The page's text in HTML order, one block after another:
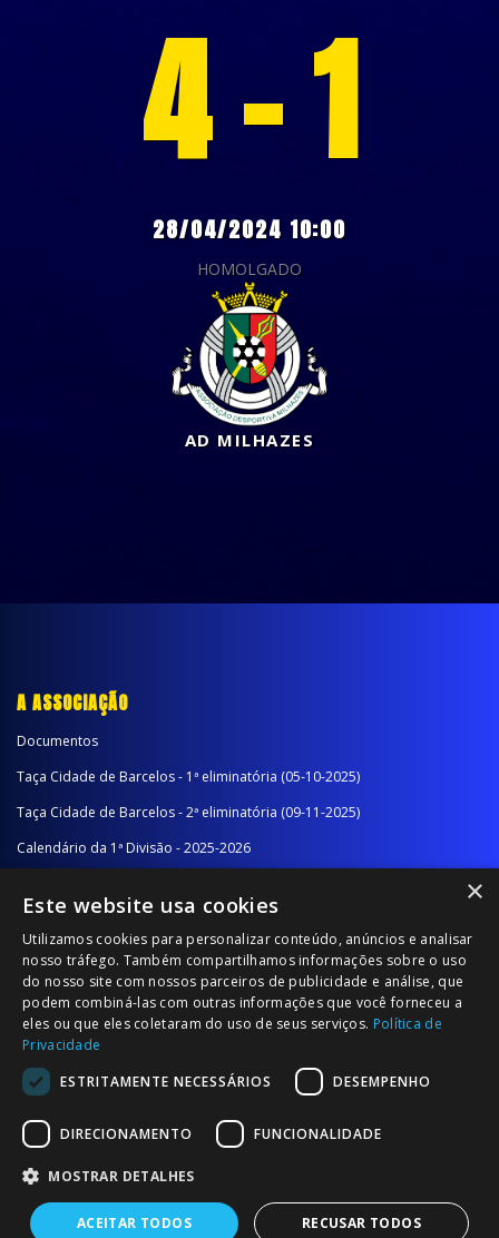
4 - 1
28/04/2024 10:00
HOMOLGADO
AD MILHAZES
A ASSOCIAÇÃO
Documentos
Taça Cidade de Barcelos - 1ª eliminatória (05-10-2025)
Taça Cidade de Barcelos - 2ª eliminatória (09-11-2025)
Calendário da 1ª Divisão - 2025-2026
Calendário da 2ª Divisão - Série B - 2025-2026
Calendário da Época
NOTÍCIAS/COMUNICADOS
Notícias
Comunicados
© 2026 Associação Futebol Popular Barcelos
×
Este website usa cookies
Utilizamos cookies para personalizar conteúdo, anúncios e analisar
nosso tráfego. Também compartilhamos informações sobre o uso
do nosso site com nossos parceiros de publicidade e análise, que
podem combiná-las com outras informações que você forneceu a
eles ou que eles coletaram do uso de seus serviços. Política de
Privacidade
ESTRITAMENTE NECESSÁRIOS
DESEMPENHO
DIRECIONAMENTO FUNCIONALIDADE
MOSTRAR DETALHES
ACEITAR TODOS RECUSAR TODOS